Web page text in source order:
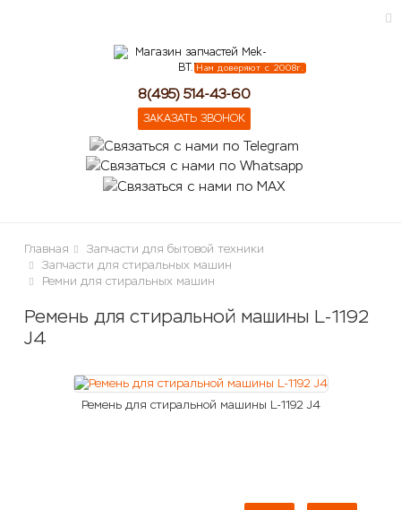
Нам доверяют с 2008г.
8(495) 514-43-60
ЗАКАЗАТЬ ЗВОНОК
Главная
Запчасти для бытовой техники
Запчасти для стиральных машин
Ремни для стиральных машин
Ремень для стиральной машины L-1192
J4
Ремень для стиральной машины L-1192 J4